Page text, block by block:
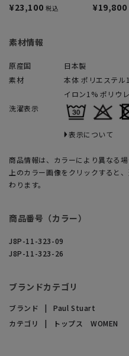
¥23,100 税込 ¥19,800
素材情報
原産国
日本製
素材
本体 ポリエステ
イロン1% ポリウ
洗濯表示
表示について
商品情報は、カラーにより異なる場
上のカラー画像をクリックすると
わります。
商品番号（カラー）
J8P-11-323-09
J8P-11-323-26
ブランドカテゴリ
ブランド
Paul Stuart
カテゴリ
トップス WOMEN